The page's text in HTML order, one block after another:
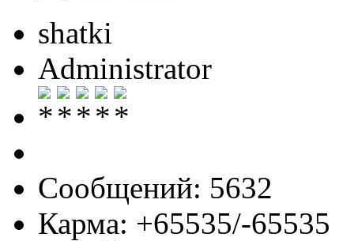
shatki
Administrator
Сообщений: 5632
Карма: +65535/-65535